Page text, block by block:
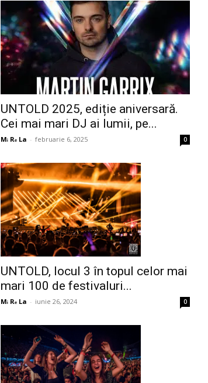
UNTOLD 2025, ediție aniversară.
Cei mai mari DJ ai lumii, pe...
Mᵢ Rₑ La - februarie 6, 2025 0
UNTOLD, locul 3 în topul celor mai
mari 100 de festivaluri...
Mᵢ Rₑ La - iunie 26, 2024 0